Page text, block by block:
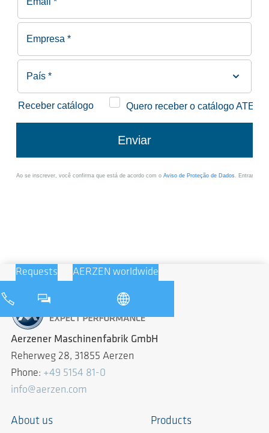
Requests AERZEN worldwide
Aerzener Maschinenfabrik GmbH
Reherweg 28, 31855 Aerzen
Phone: +49 5154 81-0
info@aerzen.com
About us Products